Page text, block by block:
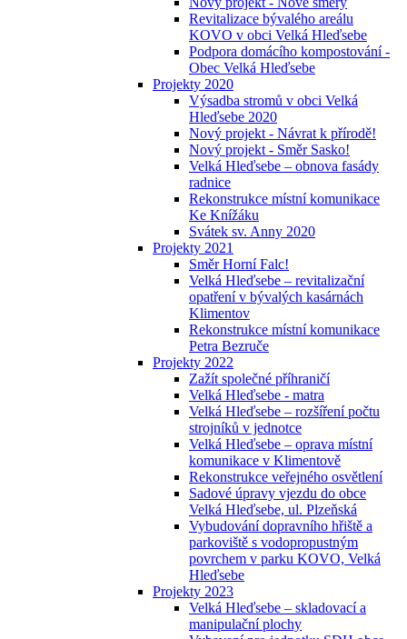
Revitalizace bývalého areálu
KOVO v obci Velká Hleďsebe
Podpora domácího kompostování -
Obec Velká Hleďsebe
Projekty 2020
Výsadba stromů v obci Velká
Hleďsebe 2020
Nový projekt - Návrat k přírodě!
Nový projekt - Směr Sasko!
Velká Hleďsebe – obnova fasády
radnice
Rekonstrukce místní komunikace
Ke Knížáku
Svátek sv. Anny 2020
Projekty 2021
Směr Horní Falc!
Velká Hleďsebe – revitalizační
opatření v bývalých kasárnách
Klimentov
Rekonstrukce místní komunikace
Petra Bezruče
Projekty 2022
Zažít společné příhraničí
Velká Hleďsebe - matra
Velká Hleďsebe – rozšíření počtu
strojníků v jednotce
Velká Hleďsebe – oprava místní
komunikace v Klimentově
Rekonstrukce veřejného osvětlení
Sadové úpravy vjezdu do obce
Velká Hleďsebe, ul. Plzeňská
Vybudování dopravního hřiště a
parkoviště s vodopropustným
povrchem v parku KOVO, Velká
Hleďsebe
Projekty 2023
Velká Hleďsebe – skladovací a
manipulační plochy